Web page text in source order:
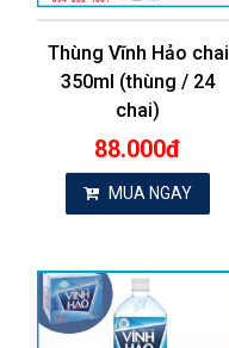
Thùng Vĩnh Hảo chai
350ml (thùng / 24
chai)
88.000đ
MUA NGAY